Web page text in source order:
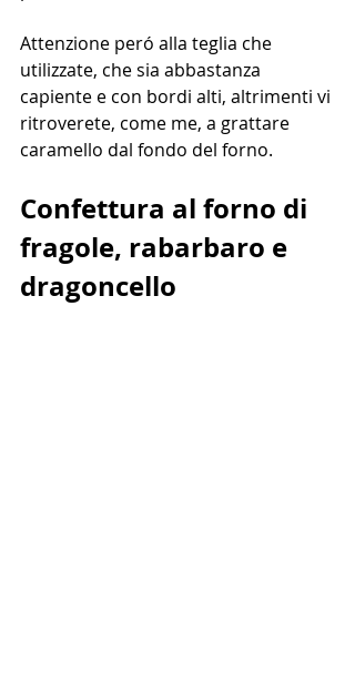
Attenzione peró alla teglia che
utilizzate, che sia abbastanza
capiente e con bordi alti, altrimenti vi
ritroverete, come me, a grattare
caramello dal fondo del forno.
Confettura al forno di
fragole, rabarbaro e
dragoncello